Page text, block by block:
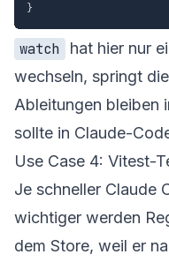
}
watch
hat hier nur
wechseln, springt
Ableitungen bleiben
sollte in Claude-
Use Case 4: Vitest-
Je schneller Claude
wichtiger werden
dem Store, weil er